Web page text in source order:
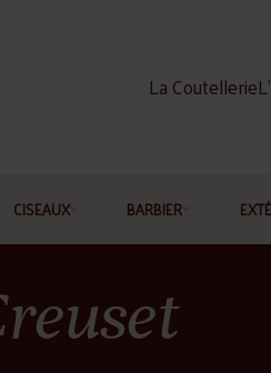
La Coutellerie
CISEAUX BARBIER